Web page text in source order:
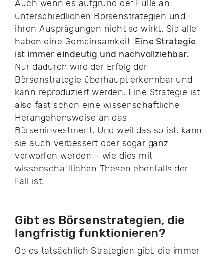
Auch wenn es aufgrund der Fülle an
unterschiedlichen Börsenstrategien und
ihren Ausprägungen nicht so wirkt. Sie alle
haben eine Gemeinsamkeit: Eine Strategie
ist immer eindeutig und nachvollziehbar.
Nur dadurch wird der Erfolg der
Börsenstrategie überhaupt erkennbar und
kann reproduziert werden. Eine Strategie ist
also fast schon eine wissenschaftliche
Herangehensweise an das
Börseninvestment. Und weil das so ist, kann
sie auch verbessert oder sogar ganz
verworfen werden – wie dies mit
wissenschaftlichen Thesen ebenfalls der
Fall ist.
Gibt es Börsenstrategien, die
langfristig funktionieren?
Ob es tatsächlich Strategien gibt, die immer